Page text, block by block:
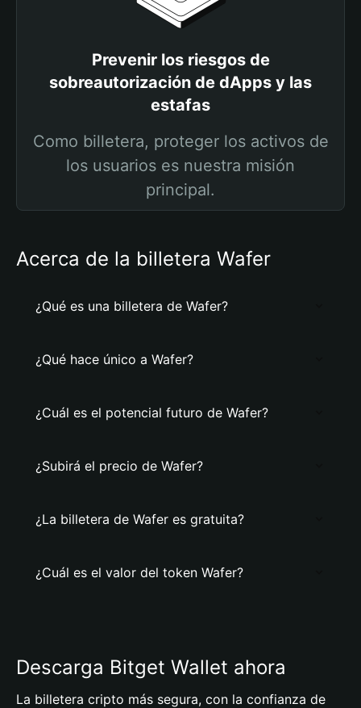
Prevenir los riesgos de
sobreautorización de dApps y las
estafas
Como billetera, proteger los activos de
los usuarios es nuestra misión
principal.
Acerca de la billetera Wafer
¿Qué es una billetera de Wafer?
¿Qué hace único a Wafer?
¿Cuál es el potencial futuro de Wafer?
¿Subirá el precio de Wafer?
¿La billetera de Wafer es gratuita?
¿Cuál es el valor del token Wafer?
Descarga Bitget Wallet ahora
La billetera cripto más segura, con la confianza de